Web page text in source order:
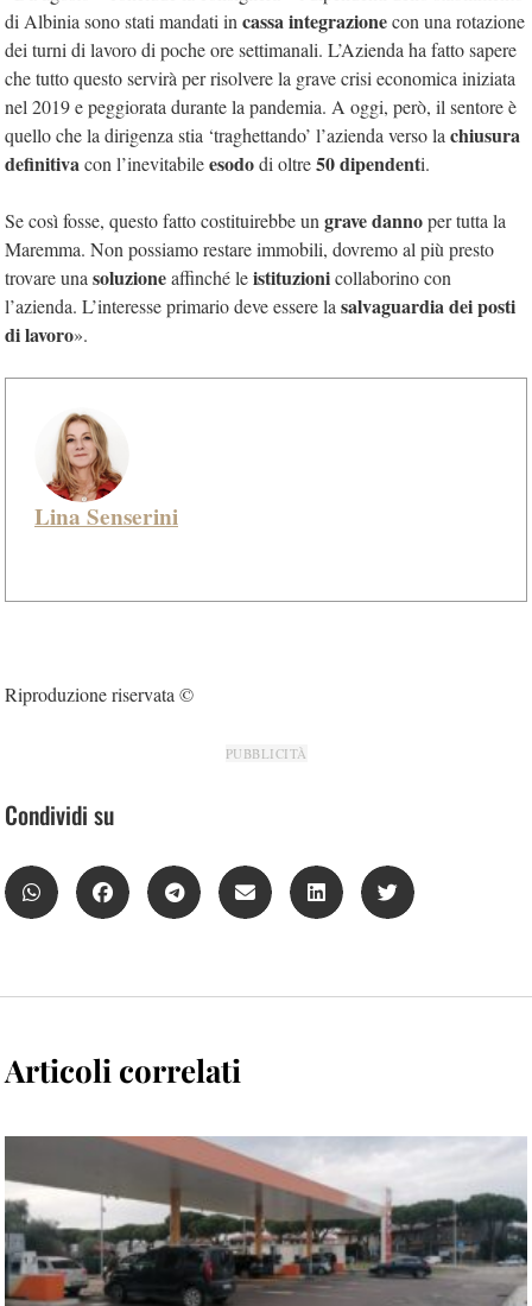
di Albinia sono stati mandati in cassa integrazionecon una rotazione
dei turni di lavoro di poche ore settimanali. L’Azienda ha fatto sapere
che tutto questo servirà per risolvere la grave crisi economica iniziata
nel 2019 e peggiorata durante la pandemia. A oggi, però, il sentore è
quello che la dirigenza stia ‘traghettando’ l’azienda verso la chiusura
definitivacon l’inevitabileesododi oltre50 dipendenti.
Se così fosse, questo fatto costituirebbe un grave dannoper tutta la
Maremma. Non possiamo restare immobili, dovremo al più presto
trovare una soluzioneaffinché leistituzionicollaborino con
l’azienda. L’interesse primario deve essere la salvaguardia dei posti
di lavoro».
Lina Senserini
Riproduzione riservata ©
PUBBLICITÀ
Condividi su
Articoli correlati